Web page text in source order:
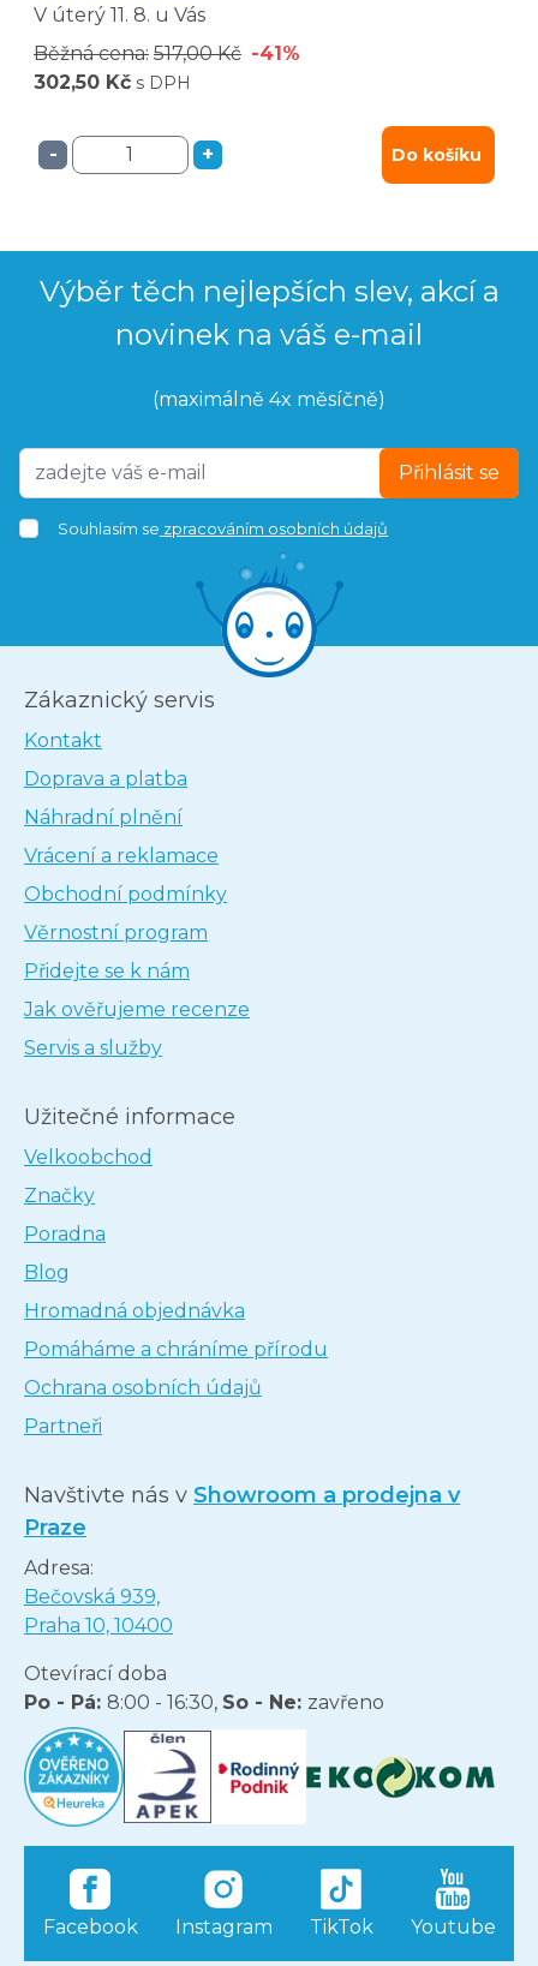
V úterý 11. 8. u Vás
Běžná cena: 517,00 Kč -41%
302,50 Kč s DPH
- + Do košíku
Výběr těch nejlepších slev, akcí a
novinek na váš e-mail
(maximálně 4x měsíčně)
Přihlásit se
Souhlasím se zpracováním osobních údajů
Zákaznický servis
Kontakt
Doprava a platba
Náhradní plnění
Vrácení a reklamace
Obchodní podmínky
Věrnostní program
Přidejte se k nám
Jak ověřujeme recenze
Servis a služby
Užitečné informace
Velkoobchod
Značky
Poradna
Blog
Hromadná objednávka
Pomáháme a chráníme přírodu
Ochrana osobních údajů
Partneři
Navštivte nás v Showroom a prodejna v
Praze
Adresa:
Bečovská 939,
Praha 10, 10400
Otevírací doba
Po - Pá: 8:00 - 16:30, So - Ne: zavřeno
Facebook Instagram TikTok Youtube